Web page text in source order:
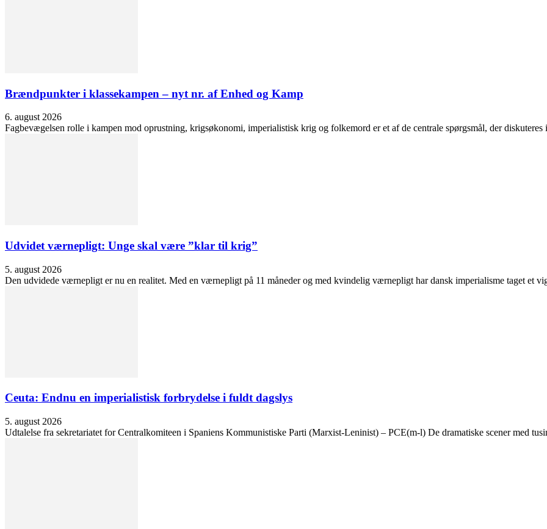
Brændpunkter i klassekampen – nyt nr. af Enhed og Kamp
6. august 2026
Fagbevægelsen rolle i kampen mod oprustning, krigsøkonomi, imperialistisk krig og folkemord er et af de centrale spørgsmål, der
Udvidet værnepligt: Unge skal være ”klar til krig”
5. august 2026
Den udvidede værnepligt er nu en realitet. Med en værnepligt på 11 måneder og med kvindelig værnepligt har dansk imperialisme taget et
Ceuta: Endnu en imperialistisk forbrydelse i fuldt dagslys
5. august 2026
Udtalelse fra sekretariatet for Centralkomiteen i Spaniens Kommunistiske Parti (Marxist-Leninist) – PCE(m-l) De dramatiske scener med